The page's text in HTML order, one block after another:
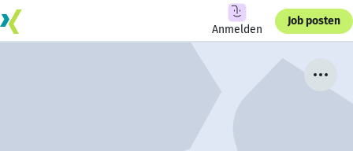
Anmelden
Job posten